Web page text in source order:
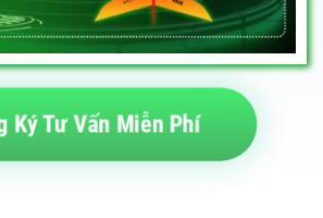
Ký Tư Vấn Miễn Phí